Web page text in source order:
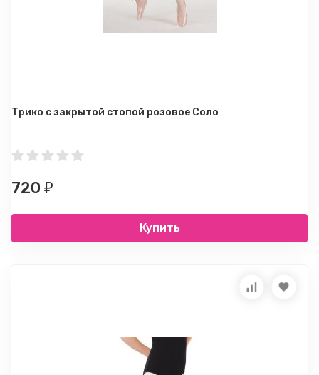
Трико с закрытой стопой розовое Соло
720 ₽
Купить